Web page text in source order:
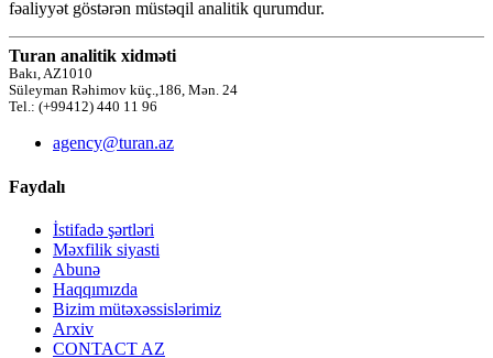
fəaliyyət göstərən müstəqil analitik qurumdur.
Turan analitik xidməti
Bakı, AZ1010
Süleyman Rəhimov küç.,186, Mən. 24
Tel.: (+99412) 440 11 96
agency@turan.az
Faydalı
İstifadə şərtləri
Məxfilik siyasti
Abunə
Haqqımızda
Bizim mütəxəssislərimiz
Arxiv
CONTACT AZ